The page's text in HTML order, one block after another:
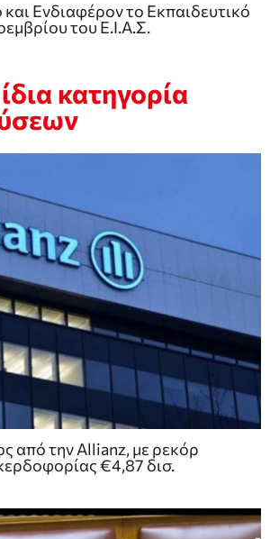
Ενδιαφέρον το Εκπαιδευτικό
του Ε.Ι.Α.Σ.
κατηγορία
από την Allianz, με ρεκόρ
€4,87 δισ.